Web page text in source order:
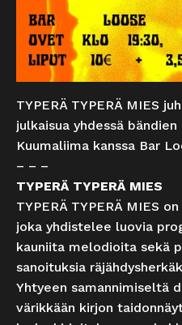
TYPERÄ TYPERÄ MIES
julkaisua yhdessä
Kuumaliima kanssa Bar
– – –
TYPERÄ TYPERÄ MIES
TYPERÄ TYPERÄ MIES
joka yhdistelee luovia
kauniita melodioita sekä
sanoituksia
Yhtyeen samannimiseltä
värikkään kirjon